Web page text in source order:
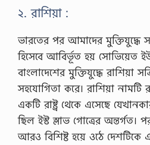
২. রাশিয়া :
ভারতের পর আমাদের মুক্তিযুদ্ধে
হিসেবে আবির্ভূত হয় সোভিয়েত
বাংলাদেশের মুক্তিযুদ্ধে রাশিয়া
সহযোগিতা করে। রাশিয়া
একটি রাষ্ট্র থেকে এসেছে
ছিল ইস্ট স্লাভ গোত্রের অন্তর্গত।
আরও বিশিষ্ট হয়ে ওঠে